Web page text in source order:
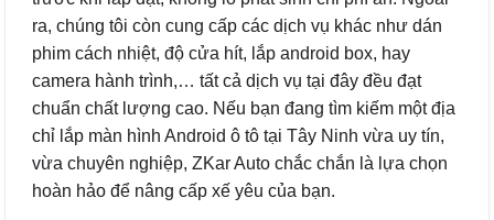
ra, chúng tôi còn cung cấp các dịch vụ khác như dán
phim cách nhiệt, độ cửa hít, lắp android box, hay
camera hành trình,… tất cả dịch vụ tại đây đều đạt
chuẩn chất lượng cao. Nếu bạn đang tìm kiếm một địa
chỉ lắp màn hình Android ô tô tại Tây Ninh vừa uy tín,
vừa chuyên nghiệp, ZKar Auto chắc chắn là lựa chọn
hoàn hảo để nâng cấp xế yêu của bạn.